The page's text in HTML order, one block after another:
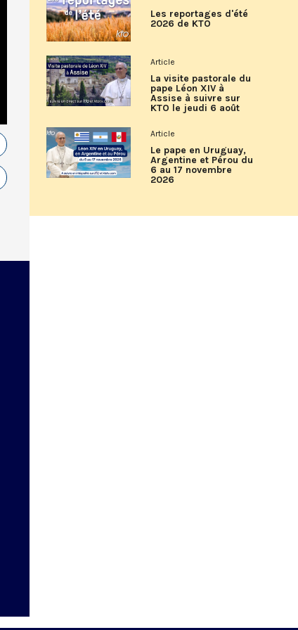
Les reportages d'été
2026 de KTO
Article
La visite pastorale du
pape Léon XIV à
Assise à suivre sur
KTO le jeudi 6 août
Article
Le pape en Uruguay,
Argentine et Pérou du
6 au 17 novembre
2026